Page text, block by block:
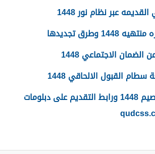
عبر نظام نور 1448
وطرق تجديدها
الاجتماعي 1448
القبول الالحاقي 1448
دبلومات جامعة القصيم 1448 ورابط التقديم على دبلومات